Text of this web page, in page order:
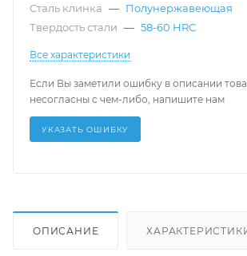
Сталь клинка — Полунержавеющая
Твердость стали — 58-60 HRC
Все характеристики
Если Вы заметили ошибку в описании
несогласны с чем-либо, напишите нам
УКАЗАТЬ ОШИБКУ
ОПИСАНИЕ